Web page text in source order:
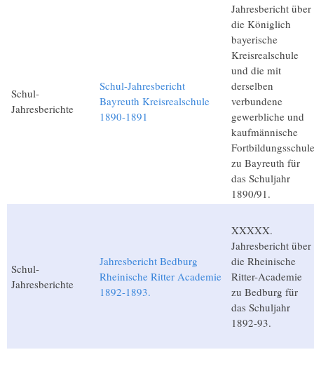
Schul-
Jahresberichte
Schul-Jahresbericht
Bayreuth Kreisrealschule
1890-1891
Jahresbericht über
die Königlich
bayerische
Kreisrealschule
und die mit
derselben
verbundene
gewerbliche und
kaufmännische
Fortbildungsschule
zu Bayreuth für
das Schuljahr
1890/91.
Schul-
Jahresberichte
Jahresbericht Bedburg
Rheinische Ritter Academie
1892-1893.
XXXXX.
Jahresbericht über
die Rheinische
Ritter-Academie
zu Bedburg für
das Schuljahr
1892-93.